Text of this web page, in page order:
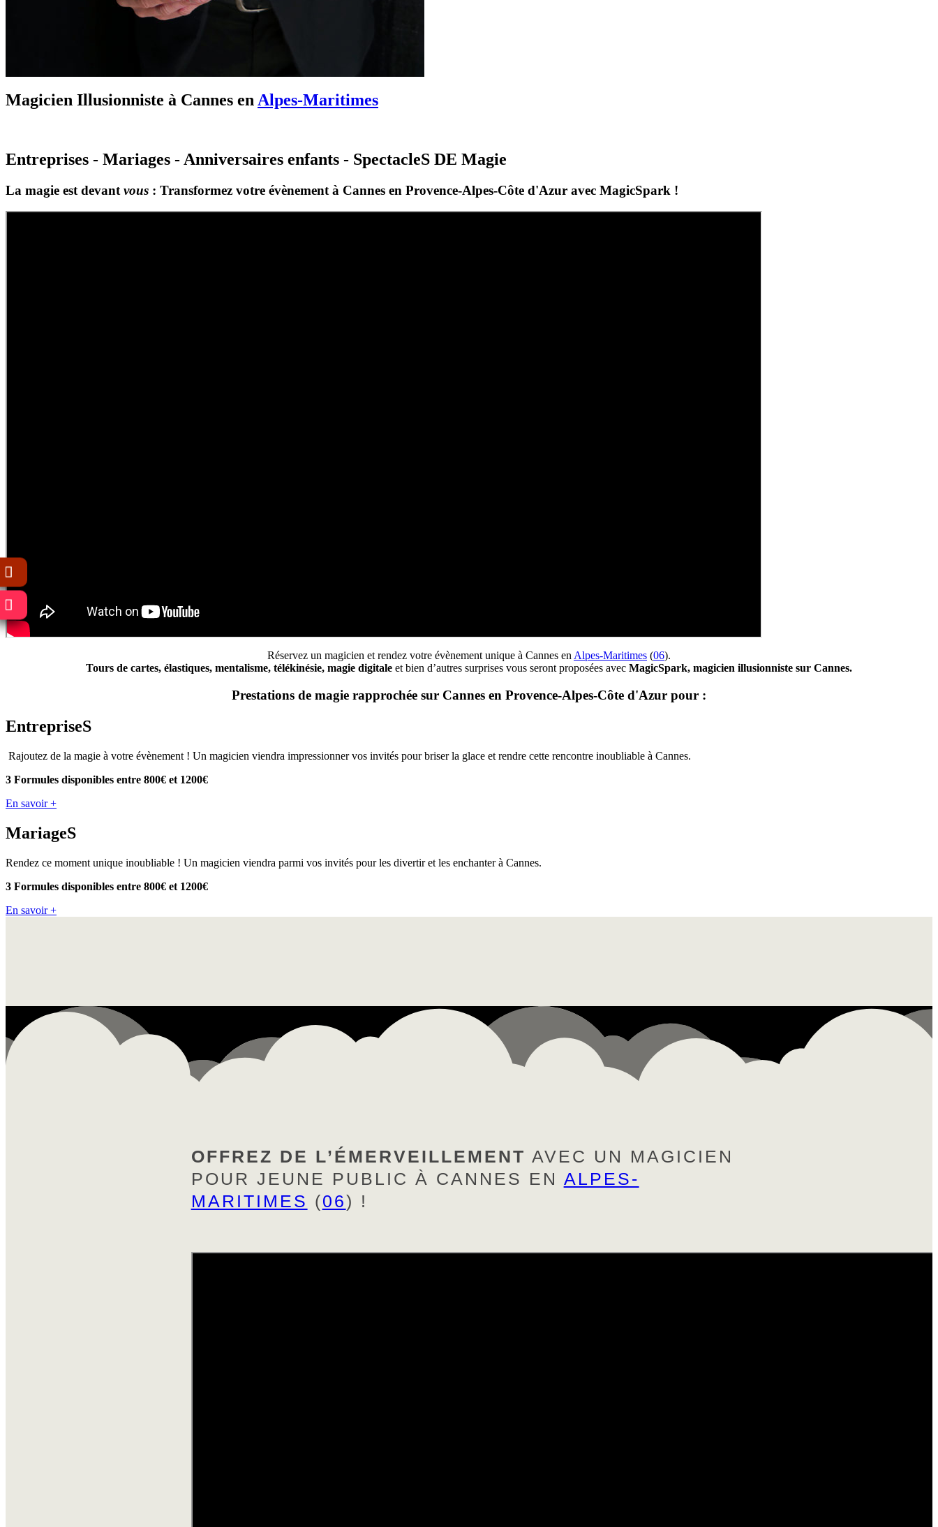
Magicien Illusionniste à Cannes en Alpes-Maritimes
Entreprises - Mariages - Anniversaires enfants - SpectacleS DE Magie
La magie est devant vous : Transformez votre évènement à Cannes en Provence-Alpes-Côte d'Azur avec MagicSpark !
Réservez un magicien et rendez votre évènement unique à Cannes en Alpes-Maritimes (06).
Tours de cartes, élastiques, mentalisme, télékinésie, magie digitale et bien d’autres surprises vous seront proposées avec MagicSpark, magicien illusionniste sur Cannes.
Prestations de magie rapprochée sur Cannes en Provence-Alpes-Côte d'Azur pour :
EntrepriseS
Rajoutez de la magie à votre évènement ! Un magicien viendra impressionner vos invités pour briser la glace et rendre cette rencontre inoubliable à Cannes.
3 Formules disponibles entre 800€ et 1200€
En savoir +
MariageS
Rendez ce moment unique inoubliable ! Un magicien viendra parmi vos invités pour les divertir et les enchanter à Cannes.
3 Formules disponibles entre 800€ et 1200€
En savoir +
OFFREZ DE L’ÉMERVEILLEMENT AVEC UN MAGICIEN
POUR JEUNE PUBLIC À CANNES EN ALPES-
MARITIMES (06) !